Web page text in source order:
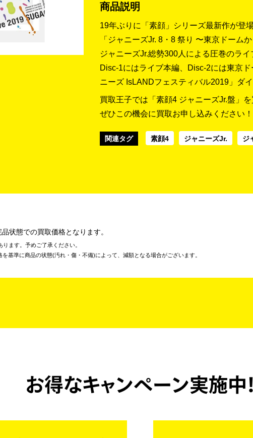
商品説明
19年ぶりに「素顔」シリーズ最新作が登
「ジャニーズJr. 8・8 祭り 〜東京ドーム
ジャニーズJr.総勢300人による圧巻のラ
Disc-1にはライブ本編、Disc-2には東京
ニーズ IsLANDフェスティバル2019」ダ
買取王子では「素顔4 ジャニーズJr.盤」
ぜひこの機会に買取お申し込みください！
関連タグ 素顔4 ジャニーズJr. ジ
状態での買取価格となります。
ます。予めご了承ください。
基準に商品の状態(汚れ・傷・不備)によって、減額となる場合がございます。
お得なキャンペーン実施中